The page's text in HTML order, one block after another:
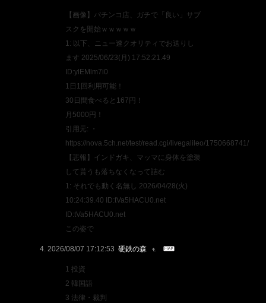
【画像】パチンコ店、ガチで「良い」サブ
スクを開始ｗｗｗｗｗ
1: 以下、ニュー速クオリティでお送りし
ます 2025/06/23(月) 17:52:21.49
ID:ylEMlm7i0
1日1回利用可能！
30日間食べると167円！
月5000円！
引用元: ・
https://nova.5ch.net/test/read.cgi/livegalileo/1750668741/
【悲報】インドガキ、マッマに身体を塗装
して貰うも落ちなくなって詰む
1: それでも動く名無し 2026/04/28(火)
10:24:39.40 ID:tVa5HACU0.net
ID:tVa5HACU0.net
この姿で
2026/08/07 17:12:53 硬鉄の森
1 投資
2 韓国語
3 法律・裁判